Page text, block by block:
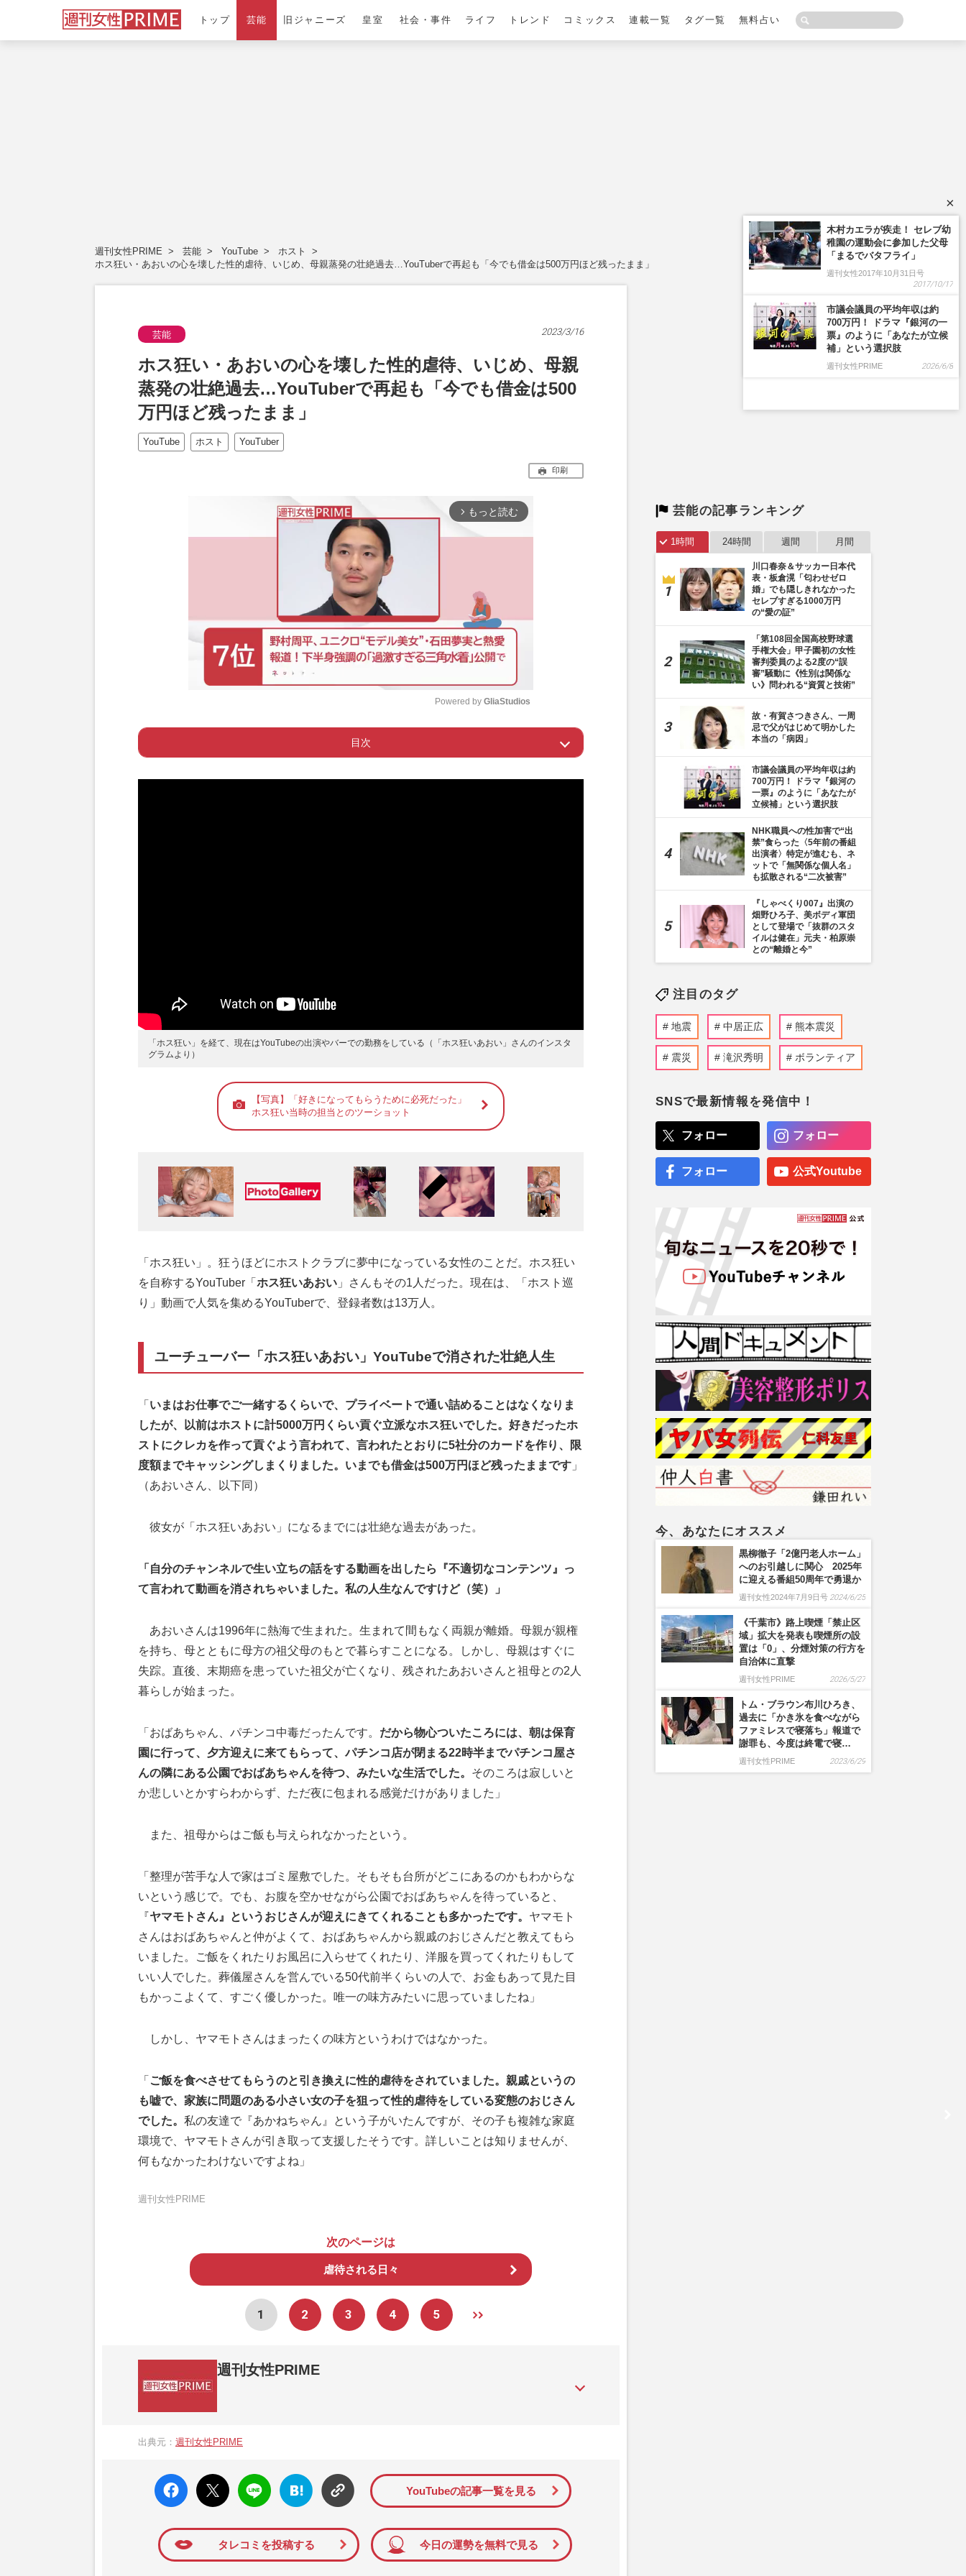
トップ 芸能 旧ジャニーズ 皇室 社会・事件 ライフ トレンド コミックス 連載一覧 タグ一覧 無料占い
週刊女性PRIME 芸能 YouTube
ホスト
ホス狂い・あおいの心を壊した性的虐待、いじめ、母親蒸発の壮絶過去…YouTuberで再起も「今でも借金は500万円ほど残ったまま」
芸能 2023/3/16
ホス狂い・あおいの心を壊した性的虐待、いじめ、母親
蒸発の壮絶過去…YouTuberで再起も「今でも借金は500
万円ほど残ったまま」
YouTube ホスト YouTuber
印刷
arrow_forward_ios もっと読む
t
Powered by GliaStudios
目次
Page 1 ー ユーチューバー「ホス狂いあおい」YouTubeで消された壮絶人生
Page 6 ー 「ホス狂いシェアハウス」の住人たち
Page 7 ー いま、笑っていられる理由
「ホス狂い」を経て、現在はYouTubeの出演やバーでの勤務をしている（「ホス狂いあおい」さんのインスタ
グラムより）
【写真】「好きになってもらうために必死だった」
ホス狂い当時の担当とのツーショット
「ホス狂い」。狂うほどにホストクラブに夢中になっている女性のことだ。ホス狂い
を自称するYouTuber「 ホス狂いあおい 」さんもその1人だった。現在は、「ホスト巡
り」動画で人気を集めるYouTuberで、登録者数は13万人。
ユーチューバー「ホス狂いあおい」YouTubeで消された壮絶人生
「 いまはお仕事でご一緒するくらいで、プライベートで通い詰めることはなくなりま
したが、以前はホストに計5000万円くらい貢ぐ立派なホス狂いでした。好きだったホ
ストにクレカを作って貢ぐよう言われて、言われたとおりに5社分のカードを作り、限
度額までキャッシングしまくりました。いまでも借金は500万円ほど残ったままです 」
（あおいさん、以下同）
彼女が「ホス狂いあおい」になるまでには壮絶な過去があった。
「自分のチャンネルで生い立ちの話をする動画を出したら『不適切なコンテンツ』っ
て言われて動画を消されちゃいました。私の人生なんですけど（笑）」
あおいさんは1996年に熱海で生まれた。生まれて間もなく両親が離婚。母親が親権
を持ち、母とともに母方の祖父母のもとで暮らすことになる。しかし、母親はすぐに
失踪。直後、末期癌を患っていた祖父が亡くなり、残されたあおいさんと祖母との2人
暮らしが始まった。
「おばあちゃん、パチンコ中毒だったんです。 だから物心ついたころには、朝は保育
園に行って、夕方迎えに来てもらって、パチンコ店が閉まる22時半までパチンコ屋さ
んの隣にある公園でおばあちゃんを待つ、みたいな生活でした。 そのころは寂しいと
か悲しいとかすらわからず、ただ夜に包まれる感覚だけがありました」
また、祖母からはご飯も与えられなかったという。
「整理が苦手な人で家はゴミ屋敷でした。そもそも台所がどこにあるのかもわからな
いという感じで。でも、お腹を空かせながら公園でおばあちゃんを待っていると、
『ヤマモトさん』というおじさんが迎えにきてくれることも多かったです。 ヤマモト
さんはおばあちゃんと仲がよくて、おばあちゃんから親戚のおじさんだと教えてもら
いました。ご飯をくれたりお風呂に入らせてくれたり、洋服を買ってくれたりもして
いい人でした。葬儀屋さんを営んでいる50代前半くらいの人で、お金もあって見た目
もかっこよくて、すごく優しかった。唯一の味方みたいに思っていましたね」
しかし、ヤマモトさんはまったくの味方というわけではなかった。
「 ご飯を食べさせてもらうのと引き換えに性的虐待をされていました。親戚というの
も嘘で、家族に問題のある小さい女の子を狙って性的虐待をしている変態のおじさん
でした。 私の友達で『あかねちゃん』という子がいたんですが、その子も複雑な家庭
環境で、ヤマモトさんが引き取って支援したそうです。詳しいことは知りませんが、
何もなかったわけないですよね」
週刊女性PRIME
次のページは
虐待される日々
1 2 3 4 5
週刊女性PRIME
か、女性週刊誌『週刊女性』の誌面に掲載された記事から、インターネット利用者層にとって特に関心の
出典元： 週刊女性PRIME
faceboo
k いい
ね
X ポス
ト
LINE
はてな
ブック
マーク
YouTubeの記事一覧を見る
タレコミを投稿する 今日の運勢を無料で見る
芸能の記事ランキング
1時間 24時間 週間 月間
川口春奈＆サッカー日本代
表・板倉滉「匂わせゼロ
婚」でも隠しきれなかった
セレブすぎる1000万円
の“愛の証”
「第108回全国高校野球選
手権大会」甲子園初の女性
審判委員のよる2度の“誤
審”騒動に《性別は関係な
い》問われる“資質と技術”
故・有賀さつきさん、一周
忌で父がはじめて明かした
本当の「病因」
市議会議員の平均年収は約
700万円！ ドラマ『銀河の
一票』のように「あなたが
立候補」という選択肢
NHK職員への性加害で“出
禁”食らった〈5年前の番組
出演者〉特定が進むも、ネ
ットで「無関係な個人名」
も拡散される“二次被害”
『しゃべくり007』出演の
畑野ひろ子、美ボディ軍団
として登場で「抜群のスタ
イルは健在」元夫・柏原崇
との“離婚と今”
注目のタグ
地震 中居正広 熊本震災
震災 滝沢秀明 ボランティア
SNSで最新情報を発信中！
フォロー フォロー
フォロー 公式Youtube
今、あなたにオススメ
黒柳徹子「2億円老人ホーム」
へのお引越しに関心 2025年
に迎える番組50周年で勇退か
週刊女性2024年7月9日号 2024/6/25
《千葉市》路上喫煙「禁止区
域」拡大を発表も喫煙所の設
置は「0」、分煙対策の行方を
自治体に直撃
週刊女性PRIME 2026/5/27
トム・ブラウン布川ひろき、
過去に「かき氷を食べながら
ファミレスで寝落ち」報道で
謝罪も、今度は終電で寝…
週刊女性PRIME 2023/6/29
×
木村カエラが疾走！ セレブ幼
稚園の運動会に参加した父母
「まるでバタフライ」
週刊女性2017年10月31日号
2017/10/17
市議会議員の平均年収は約
700万円！ ドラマ『銀河の一
票』のように「あなたが立候
補」という選択肢
週刊女性PRIME 2026/6/8